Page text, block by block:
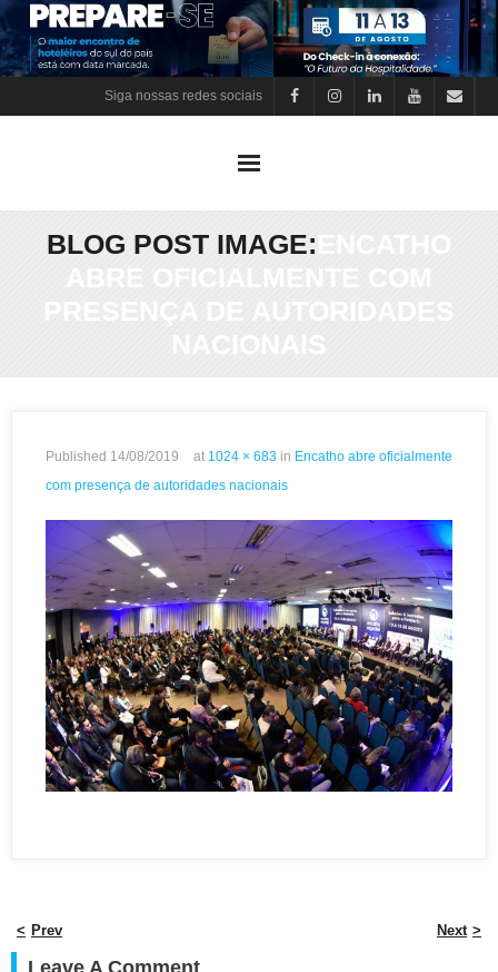
Skip
to
content
Siga nossas redes sociais
BLOG POST IMAGE: ENCATHO
ABRE OFICIALMENTE COM
PRESENÇA DE AUTORIDADES
NACIONAIS
Published 14/08/2019 at 1024 × 683 in Encatho abre oficialmente
com presença de autoridades nacionais
Prev Next